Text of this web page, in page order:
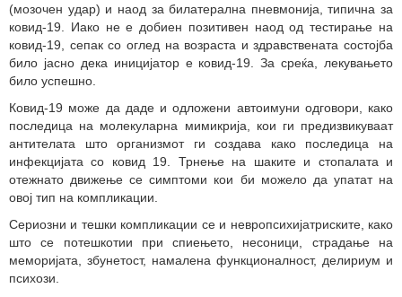
(мозочен удар) и наод за билатерална пневмонија, типична за
ковид-19. Иако не е добиен позитивен наод од тестирање на
ковид-19, сепак со оглед на возраста и здравствената состојба
било јасно дека иницијатор е ковид-19. За среќа, лекувањето
било успешно.
Ковид-19 може да даде и одложени автоимуни одговори, како
последица на молекуларна мимикрија, кои ги предизвикуваат
антителата што организмот ги создава како последица на
инфекцијата со ковид 19. Трнење на шаките и стопалата и
отежнато движење се симптоми кои би можело да упатат на
овој тип на компликации.
Сериозни и тешки компликации се и невропсихијатриските, како
што се потешкотии при спиењето, несоници, страдање на
меморијата, збунетост, намалена функционалност, делириум и
психози.